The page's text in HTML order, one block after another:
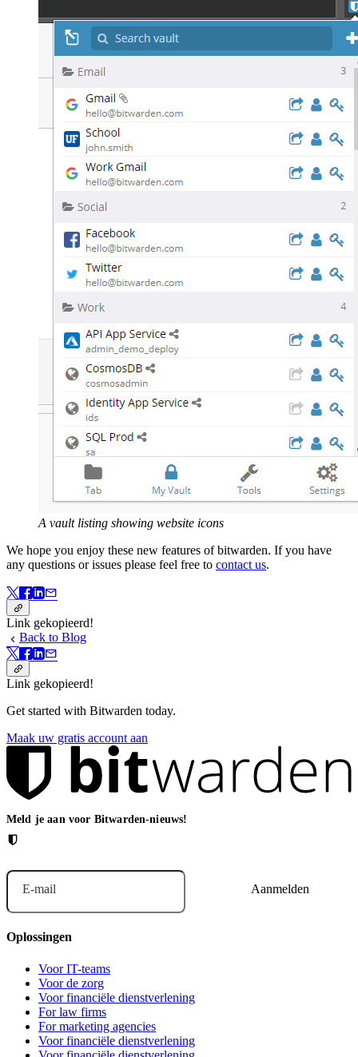
A vault listing showing website icons
We hope you enjoy these new features of bitwarden. If you have
any questions or issues please feel free to contact us.
Link gekopieerd!
Back to Blog
Link gekopieerd!
Get started with Bitwarden today.
Maak uw gratis account aan
Meld je aan voor Bitwarden-nieuws!
E-mail
Oplossingen
Voor IT-teams
Voor de zorg
Voor financiële dienstverlening
For law firms
For marketing agencies
Voor financiële dienstverlening